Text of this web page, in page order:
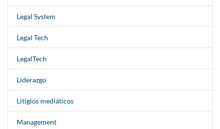
Legal System
Legal Tech
LegalTech
Liderazgo
Litigios mediáticos
Management